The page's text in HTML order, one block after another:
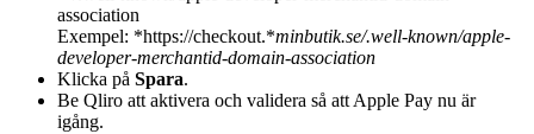
association
Exempel: *https://checkout.*minbutik.se/.well-known/apple-
developer-merchantid-domain-association
Klicka på Spara.
Be Qliro att aktivera och validera så att Apple Pay nu är
igång.